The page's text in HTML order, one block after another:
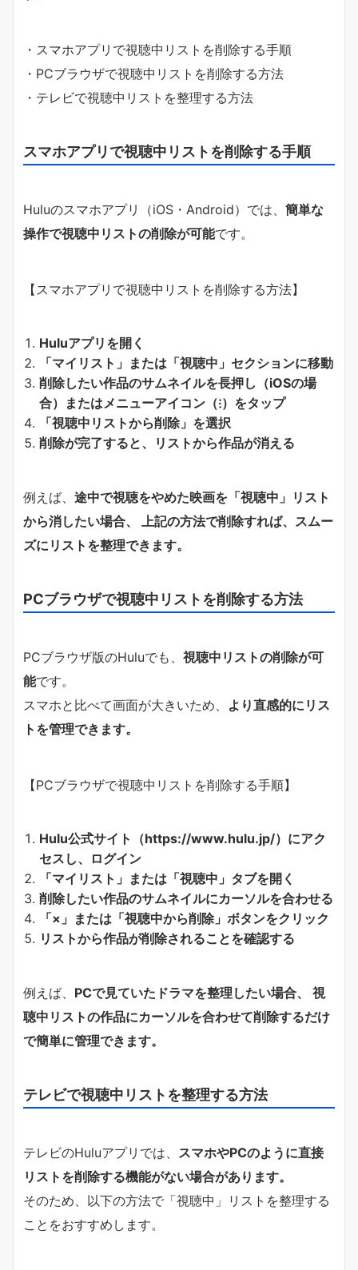
・スマホアプリで視聴中リストを削除する手順
・PCブラウザで視聴中リストを削除する方法
・テレビで視聴中リストを整理する方法
スマホアプリで視聴中リストを削除する手順
Huluのスマホアプリ（iOS・Android）では、 簡単な
操作で視聴中リストの削除が可能です。
【スマホアプリで視聴中リストを削除する方法】
Huluアプリを開く
「マイリスト」または「視聴中」セクションに移動
削除したい作品のサムネイルを長押し（iOSの場
合）またはメニューアイコン（⁝）をタップ
「視聴中リストから削除」を選択
削除が完了すると、リストから作品が消える
例えば、 途中で視聴をやめた映画を「視聴中」リスト
から消したい場合、 上記の方法で削除すれば、スムー
ズにリストを整理できます。
PCブラウザで視聴中リストを削除する方法
PCブラウザ版のHuluでも、 視聴中リストの削除が可
能です。
スマホと比べて画面が大きいため、 より直感的にリス
トを管理できます。
【PCブラウザで視聴中リストを削除する手順】
Hulu公式サイト（https://www.hulu.jp/）にアク
セスし、ログイン
「マイリスト」または「視聴中」タブを開く
削除したい作品のサムネイルにカーソルを合わせる
「×」または「視聴中から削除」ボタンをクリック
リストから作品が削除されることを確認する
例えば、 PCで見ていたドラマを整理したい場合、 視
聴中リストの作品にカーソルを合わせて削除するだけ
で簡単に管理できます。
テレビで視聴中リストを整理する方法
テレビのHuluアプリでは、 スマホやPCのように直接
リストを削除する機能がない場合があります。
そのため、以下の方法で「視聴中」リストを整理する
ことをおすすめします。